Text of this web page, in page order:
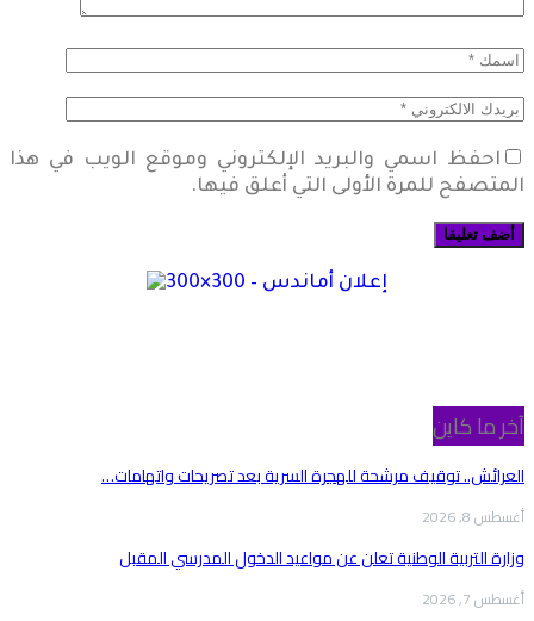
احفظ اسمي والبريد الإلكتروني وموقع الويب في هذا
المتصفح للمرة الأولى التي أعلق فيها.
آخر ما كاين
العرائش.. توقيف مرشحة للهجرة السرية بعد تصريحات واتهامات…
أغسطس 8, 2026
وزارة التربية الوطنية تعلن عن مواعيد الدخول المدرسي المقبل
أغسطس 7, 2026